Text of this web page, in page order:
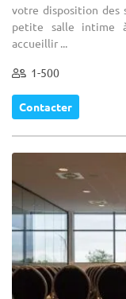
votre disposition des
petite salle intime
accueillir ...
1-500
Contacter